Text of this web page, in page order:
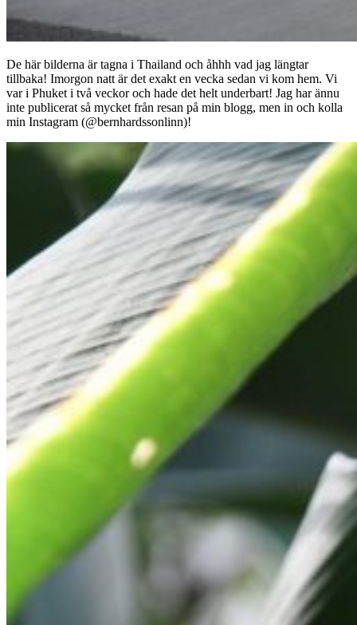
De här bilderna är tagna i Thailand och åhhh vad jag längtar
tillbaka! Imorgon natt är det exakt en vecka sedan vi kom hem. Vi
var i Phuket i två veckor och hade det helt underbart! Jag har ännu
inte publicerat så mycket från resan på min blogg, men in och kolla
min Instagram (@bernhardssonlinn)!